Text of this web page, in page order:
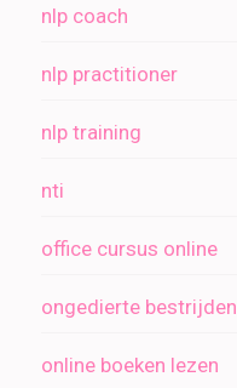
nlp coach
nlp practitioner
nlp training
nti
office cursus online
ongedierte bestrijden
online boeken lezen